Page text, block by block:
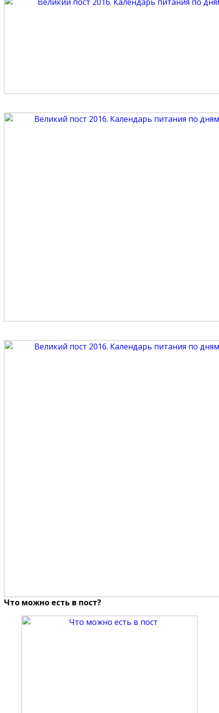
Что можно есть в пост?